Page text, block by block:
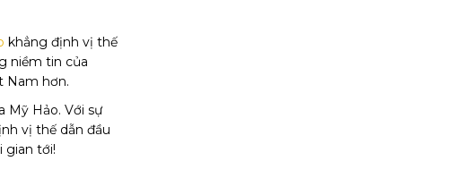
khẳng định vị thế
niềm tin của
Nam hơn.
Mỹ Hảo. Với sự
vị thế dẫn đầu
gian tới!